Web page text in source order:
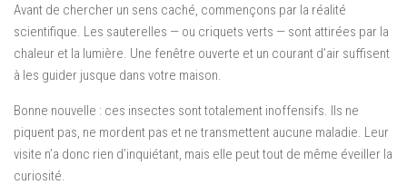
Avant de chercher un sens caché, commençons par la réalité
scientifique. Les sauterelles — ou criquets verts — sont attirées par la
chaleur et la lumière. Une fenêtre ouverte et un courant d’air suffisent
à les guider jusque dans votre maison.
Bonne nouvelle : ces insectes sont totalement inoffensifs. Ils ne
piquent pas, ne mordent pas et ne transmettent aucune maladie. Leur
visite n’a donc rien d’inquiétant, mais elle peut tout de même éveiller la
curiosité.